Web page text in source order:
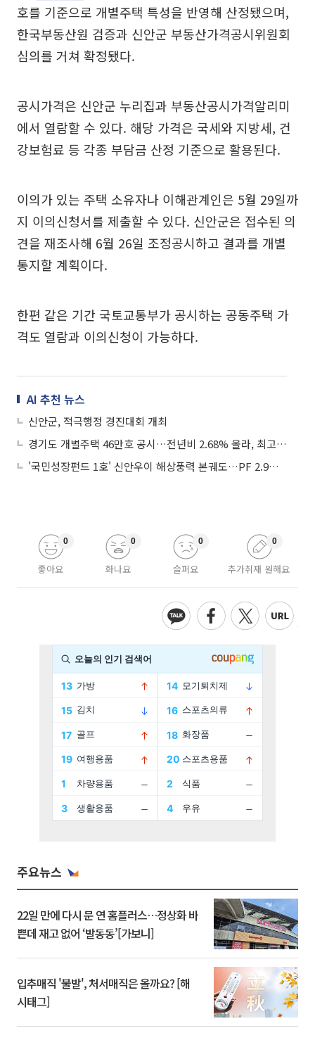
호를 기준으로 개별주택 특성을 반영해 산정됐으며,
한국부동산원 검증과 신안군 부동산가격공시위원회
심의를 거쳐 확정됐다.
공시가격은 신안군 누리집과 부동산공시가격알리미
에서 열람할 수 있다. 해당 가격은 국세와 지방세, 건
강보험료 등 각종 부담금 산정 기준으로 활용된다.
이의가 있는 주택 소유자나 이해관계인은 5월 29일까
지 이의신청서를 제출할 수 있다. 신안군은 접수된 의
견을 재조사해 6월 26일 조정공시하고 결과를 개별
통지할 계획이다.
한편 같은 기간 국토교통부가 공시하는 공동주택 가
격도 열람과 이의신청이 가능하다.
AI 추천 뉴스
신안군, 적극행정 경진대회 개최
경기도 개별주택 46만호 공시…전년비 2.68% 올라, 최고가 성남 164억원
'국민성장펀드 1호' 신안우이 해상풍력 본궤도…PF 2.9조 순차 집행
좋아요
0
화나요
0
슬퍼요
0
추가취재 원해요
0
주요뉴스
22일 만에 다시 문 연 홈플러스…정상화 바
쁜데 재고 없어 ‘발동동’[가보니]
입추매직 '불발', 처서매직은 올까요? [해
시태그]